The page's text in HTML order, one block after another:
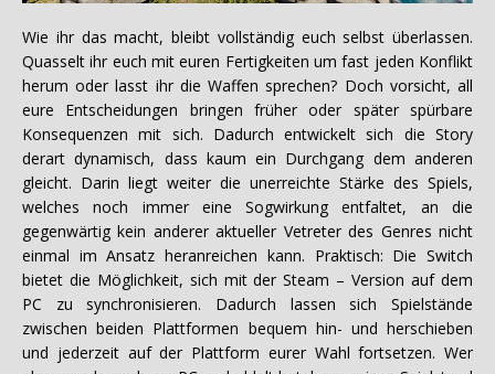
Wie ihr das macht, bleibt vollständig euch selbst überlassen.
Quasselt ihr euch mit euren Fertigkeiten um fast jeden Konflikt
herum oder lasst ihr die Waffen sprechen? Doch vorsicht, all
eure Entscheidungen bringen früher oder später spürbare
Konsequenzen mit sich. Dadurch entwickelt sich die Story
derart dynamisch, dass kaum ein Durchgang dem anderen
gleicht. Darin liegt weiter die unerreichte Stärke des Spiels,
welches noch immer eine Sogwirkung entfaltet, an die
gegenwärtig kein anderer aktueller Vetreter des Genres nicht
einmal im Ansatz heranreichen kann. Praktisch: Die Switch
bietet die Möglichkeit, sich mit der Steam – Version auf dem
PC zu synchronisieren. Dadurch lassen sich Spielstände
zwischen beiden Plattformen bequem hin- und herschieben
und jederzeit auf der Plattform eurer Wahl fortsetzen. Wer